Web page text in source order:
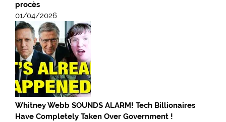
procès
01/04/2026
Whitney Webb SOUNDS ALARM! Tech Billionaires
Have Completely Taken Over Government !